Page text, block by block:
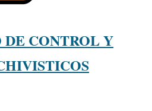
CONTROL Y